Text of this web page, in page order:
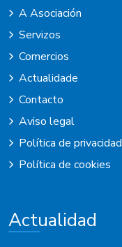
A Asociación
Servizos
Comercios
Actualidade
Contacto
Aviso legal
Política de privacidad
Política de cookies
Actualidad